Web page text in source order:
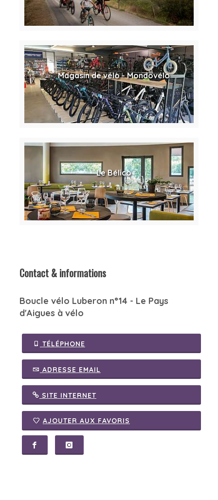
Magasin de vélo - Mondovélo
Le Bélico
Contact & informations
Boucle vélo Luberon n°14 - Le Pays
d'Aigues à vélo
TÉLÉPHONE
ADRESSE EMAIL
SITE INTERNET
AJOUTER AUX FAVORIS